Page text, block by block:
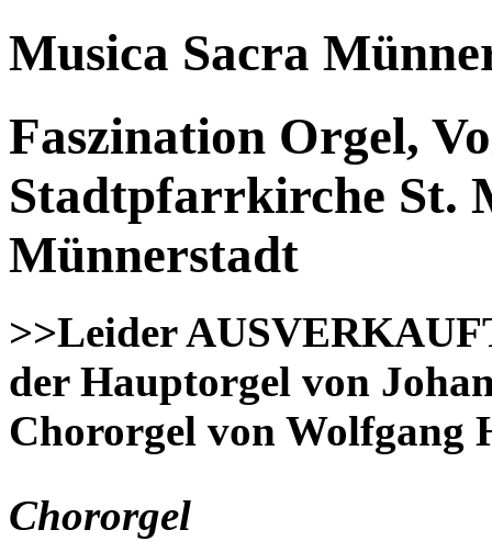
Musica Sacra
Faszination Orgel,
Stadtpfarrkirche St.
Münnerstadt
>>Leider
der Hauptorgel von
Chororgel von Wolfgang
Chororgel